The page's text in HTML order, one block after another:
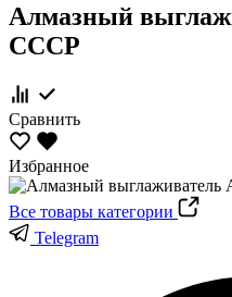
Алмазный
СССР
Сравнить
Избранное
Все товары категории
Telegram